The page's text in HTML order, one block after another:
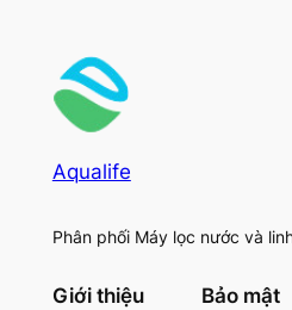
Aqualife
Phân phối Máy lọc nước và
Giới thiệu Bảo mật